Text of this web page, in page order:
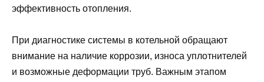
эффективность отопления.
При диагностике системы в котельной обращают
внимание на наличие коррозии, износа уплотнителей
и возможные деформации труб. Важным этапом